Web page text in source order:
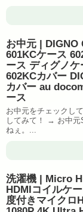
お中元 | DIGNO
601KCケース
ース ディグノ
602KCカバー
カバー au
ース
お中元をチェックし
してみて！ → お中元
ねぇ。...
洗濯機 | Micro
HDMIコイルケ
度付きマイクロ